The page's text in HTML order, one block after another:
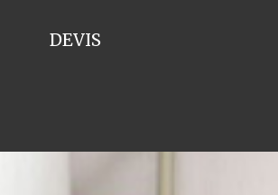
DEVIS